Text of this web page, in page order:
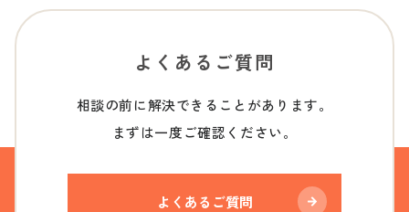
よくあるご質問
相談の前に解決できることがあります。
まずは一度ご確認ください。
よくあるご質問